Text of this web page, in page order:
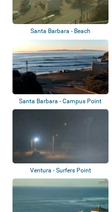
Santa Barbara - Beach
Santa Barbara - Campus Point
Ventura - Surfers Point